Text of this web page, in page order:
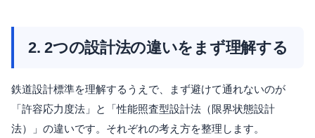
2. 2つの設計法の違いをまず理解する
鉄道設計標準を理解するうえで、まず避けて通れないのが
「許容応力度法」と「性能照査型設計法（限界状態設計
法）」の違いです。それぞれの考え方を整理します。